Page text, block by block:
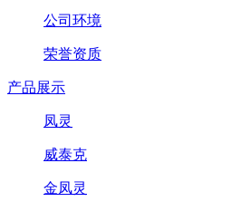
公司环境
荣誉资质
产品展示
凤灵
威泰克
金凤灵